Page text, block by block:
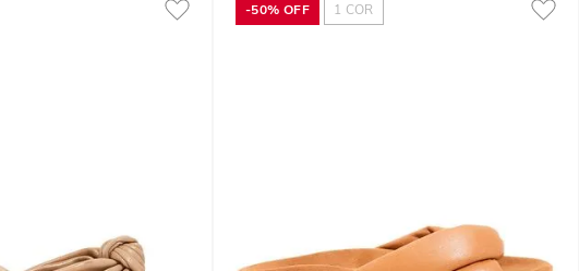
-50% OFF 1 COR